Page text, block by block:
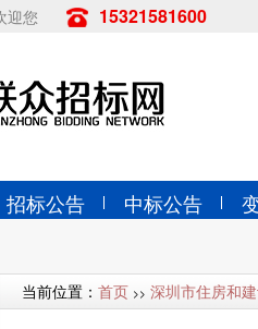
迎您 15321581600
招标公告 中标公告
当前位置： 首页 >> 深圳市住房和